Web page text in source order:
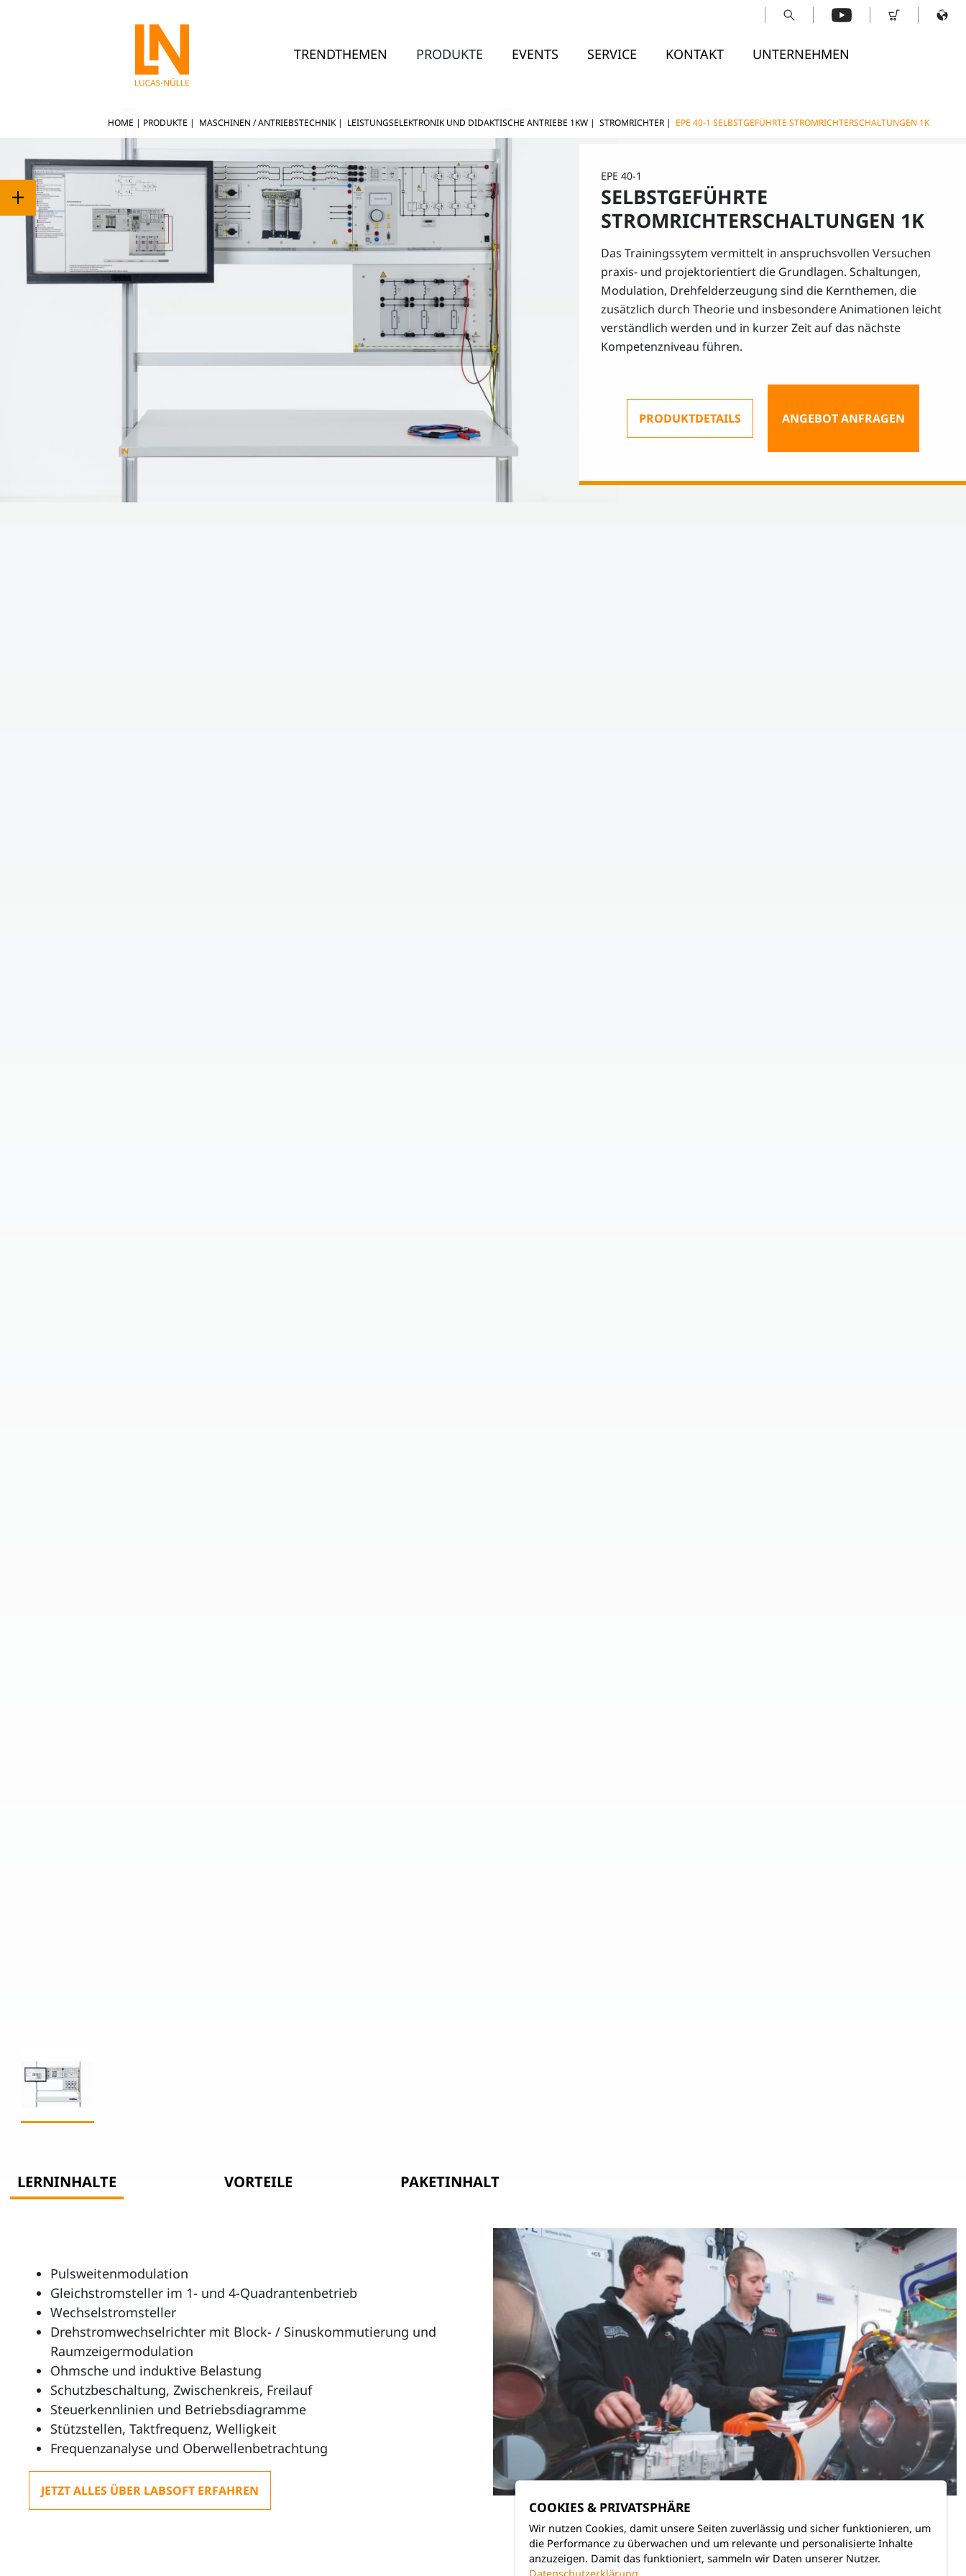
TRENDTHEMEN PRODUKTE EVENTS SERVICE KONTAKT UNTERNEHMEN
HOME | PRODUKTE | MASCHINEN / ANTRIEBSTECHNIK | LEISTUNGSELEKTRONIK UND DIDAKTISCHE ANTRIEBE 1KW | STROMRICHTER | EPE 40-1 SELBSTGEFÜHRTE STROMRICHTERSCHALTUNGEN 1K
EPE 40-1
SELBSTGEFÜHRTE
STROMRICHTERSCHALTUNGEN 1K
Das Trainingssytem vermittelt in anspruchsvollen Versuchen
praxis- und projektorientiert die Grundlagen. Schaltungen,
Modulation, Drehfelderzeugung sind die Kernthemen, die
zusätzlich durch Theorie und insbesondere Animationen leicht
verständlich werden und in kurzer Zeit auf das nächste
Kompetenzniveau führen.
PRODUKTDETAILS ANGEBOT ANFRAGEN
LERNINHALTE VORTEILE PAKETINHALT
Pulsweitenmodulation
Gleichstromsteller im 1- und 4-Quadrantenbetrieb
Wechselstromsteller
Drehstromwechselrichter mit Block- / Sinuskommutierung und
Raumzeigermodulation
Ohmsche und induktive Belastung
Schutzbeschaltung, Zwischenkreis, Freilauf
Steuerkennlinien und Betriebsdiagramme
Stützstellen, Taktfrequenz, Welligkeit
Frequenzanalyse und Oberwellenbetrachtung
JETZT ALLES ÜBER LABSOFT ERFAHREN
COOKIES & PRIVATSPHÄRE
Wir nutzen Cookies, damit unsere Seiten zuverlässig und sicher funktionieren, um
die Performance zu überwachen und um relevante und personalisierte Inhalte
anzuzeigen. Damit das funktioniert, sammeln wir Daten unserer Nutzer.